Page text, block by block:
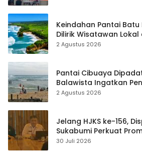
Keindahan Pantai
Dilirik Wisatawan
2 Agustus 2026
Pantai Cibuaya
Balawista Ingatkan
Waspada
2 Agustus 2026
Jelang HJKS ke-156,
Sukabumi Perkuat
Publikasi Digital
30 Juli 2026